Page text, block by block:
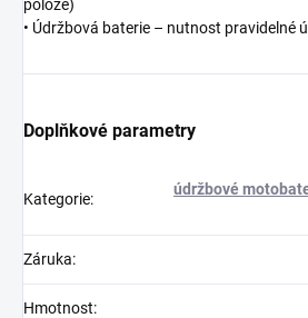
poloze)
• Údržbová baterie – nutnost pravidelné
Doplňkové parametry
Kategorie:
údržbové
Záruka:
Hmotnost: